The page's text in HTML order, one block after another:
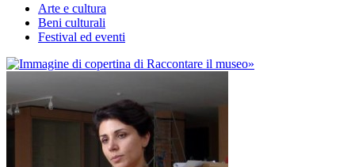
Arte e cultura
Beni culturali
Festival ed eventi
»